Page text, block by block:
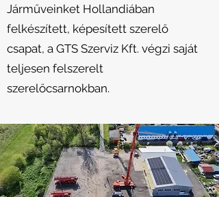
Járműveinket Hollandiában
felkészített, képesített szerelő
csapat, a GTS Szerviz Kft. végzi saját
teljesen felszerelt
szerelőcsarnokban.